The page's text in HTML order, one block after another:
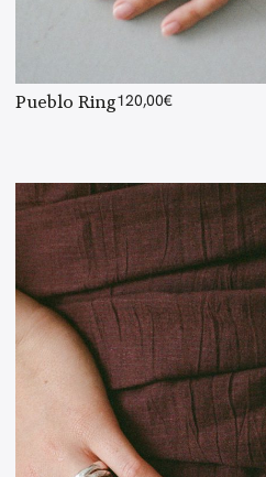
Pueblo Ring120,00€